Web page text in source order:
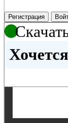
Регистрация